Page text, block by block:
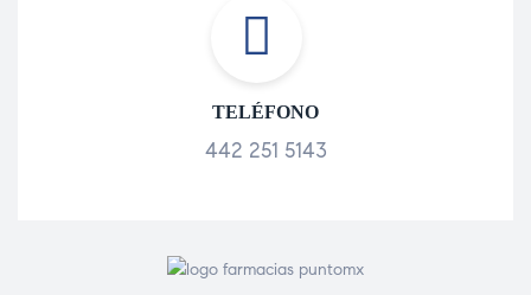
TELÉFONO
442 251 5143